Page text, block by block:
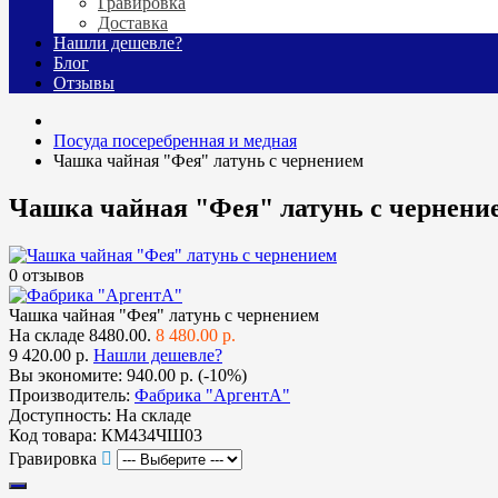
Доставка
Нашли дешевле?
Блог
Отзывы
Посуда посеребренная и медная
Чашка чайная "Фея" латунь с чернением
Чашка чайная "Фея" латунь с
0 отзывов
Чашка чайная "Фея" латунь с чернением
На складе 8480.00. 8 480.00 р.
9 420.00 р. Нашли дешевле?
Вы экономите: 940.00 р. (-10%)
Производитель: Фабрика "АргентА"
Доступность: На складе
Код товара: КМ434ЧШ03
Гравировка